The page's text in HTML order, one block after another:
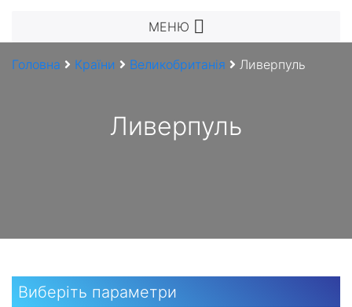
МЕНЮ
Головна Країни Великобританія Ливерпуль
Ливерпуль
Виберіть параметри